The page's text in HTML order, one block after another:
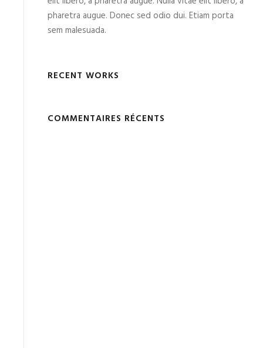
pharetra augue. Donec sed odio dui. Etiam porta
sem malesuada.
RECENT WORKS
COMMENTAIRES RÉCENTS